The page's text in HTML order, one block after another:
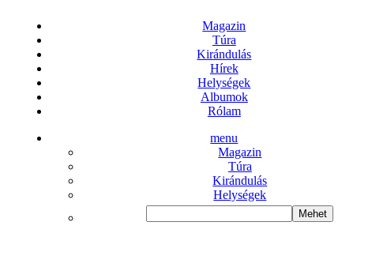
Magazin
Túra
Kirándulás
Hírek
Helységek
Albumok
Rólam
menu
Magazin
Túra
Kirándulás
Helységek